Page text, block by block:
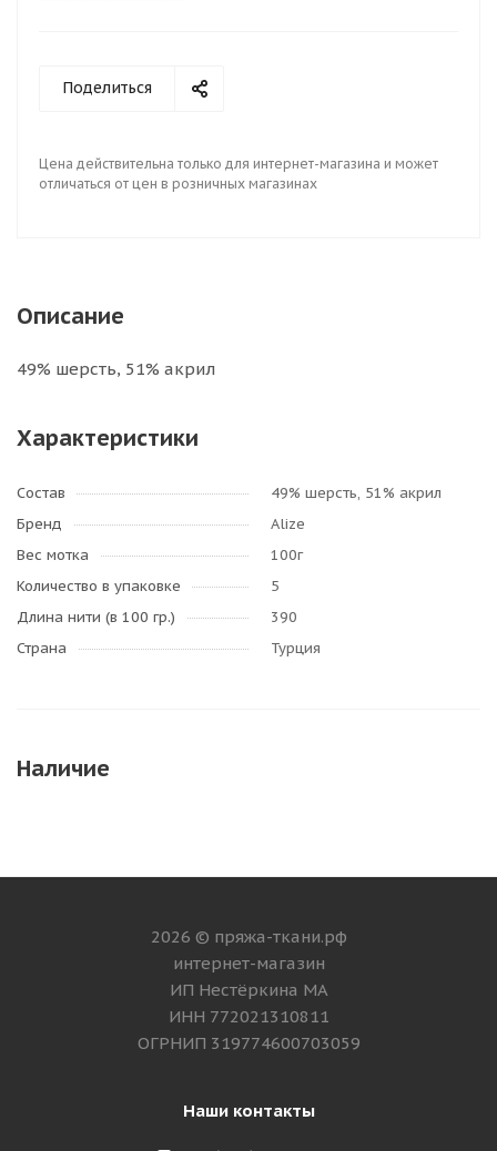
Поделиться
Цена действительна только для интернет-магазина и может
отличаться от цен в розничных магазинах
Описание
49% шерсть, 51% акрил
Характеристики
Состав
49% шерсть, 51% акрил
Бренд
Alize
Вес мотка
100г
Количество в упаковке
5
Длина нити (в 100 гр.)
390
Страна
Турция
Наличие
2026 © пряжа-ткани.рф
интернет-магазин
ИП Нестёркина МА
ИНН 772021310811
ОГРНИП 319774600703059
Наши контакты